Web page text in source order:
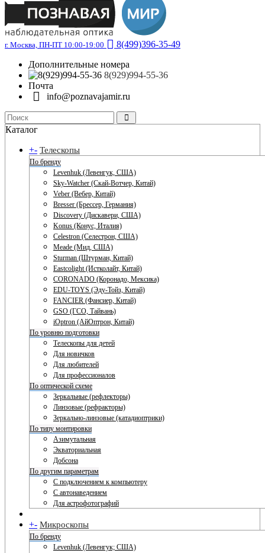
г. Москва, ПН-ПТ 10:00-19:00
8(499)396-35-49
Дополнительные номера
8(929)994-55-36
Почта
info@poznavajamir.ru
Каталог
+- Телескопы
По бренду
Levenhuk (Левенгук, США)
Sky-Watcher (Скай-Вотчер, Китай)
Veber (Вебер, Китай)
Bresser (Брессер, Германия)
Discovery (Дискавери, США)
Konus (Конус, Италия)
Celestron (Селестрон, США)
Meade (Мид, США)
Sturman (Штурман, Китай)
Eastcolight (Истколайт, Китай)
CORONADO (Коронадо, Мексика)
EDU-TOYS (Эду-Тойз, Китай)
FANCIER (Фансиер, Китай)
GSO (ГСО, Тайвань)
iOptron (АйОптрон, Китай)
По уровню подготовки
Телескопы для детей
Для новичков
Для любителей
Для профессионалов
По оптической схеме
Зеркальные (рефлекторы)
Линзовые (рефракторы)
Зеркально-линзовые (катадиоптрики)
По типу монтировки
Азимутальная
Экваториальная
Добсона
По другим параметрам
С подключением к компьютеру
С автонаведением
Для астрофотографий
+- Микроскопы
По бренду
Levenhuk (Левенгук; США)